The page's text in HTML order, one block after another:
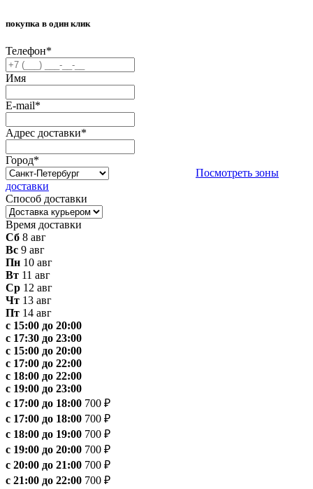
покупка в один клик
Телефон*
Имя
E-mail*
Адрес доставки*
Город*
Посмотреть зоны
доставки
Способ доставки
Время доставки
Сб 8 авг
Вс 9 авг
Пн 10 авг
Вт 11 авг
Ср 12 авг
Чт 13 авг
Пт 14 авг
с 15:00 до 20:00
с 17:30 до 23:00
с 15:00 до 20:00
с 17:00 до 22:00
с 18:00 до 22:00
с 19:00 до 23:00
с 17:00 до 18:00 700 ₽
с 17:00 до 18:00 700 ₽
с 18:00 до 19:00 700 ₽
с 19:00 до 20:00 700 ₽
с 20:00 до 21:00 700 ₽
с 21:00 до 22:00 700 ₽